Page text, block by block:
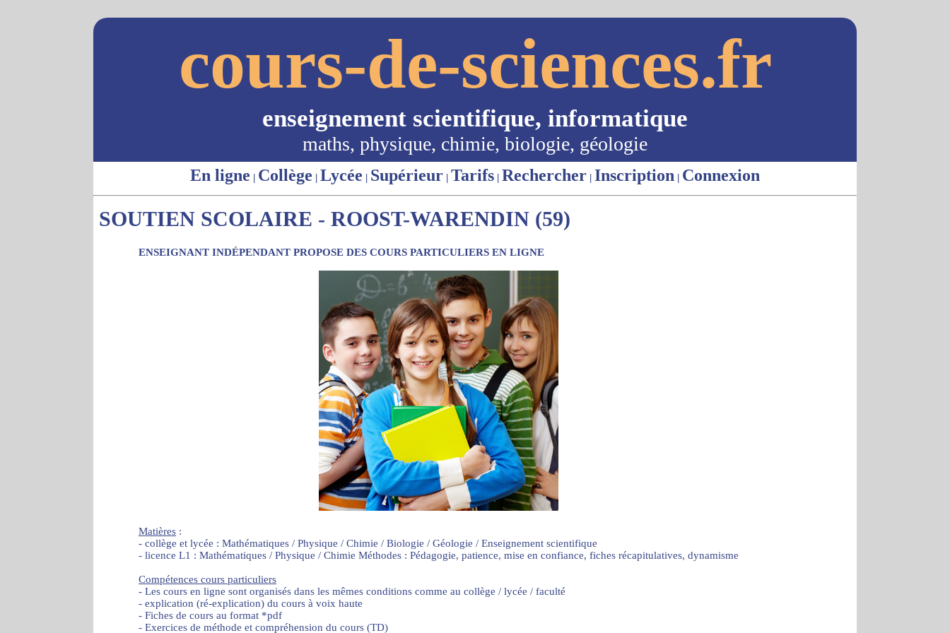
cours-de-sciences.fr
enseignement scientifique, informatique
maths, physique, chimie, biologie, géologie
En ligne | Collège | Lycée | Supérieur | Tarifs | Rechercher | Inscription | Connexion
SOUTIEN SCOLAIRE - ROOST-WARENDIN (59)
ENSEIGNANT INDÉPENDANT PROPOSE DES COURS PARTICULIERS EN LIGNE
Matières :
- collège et lycée : Mathématiques / Physique / Chimie / Biologie / Géologie / Enseignement scientifique
- licence L1 : Mathématiques / Physique / Chimie Méthodes : Pédagogie, patience, mise en confiance, fiches récapitulatives, dynamisme
Compétences cours particuliers
- Les cours en ligne sont organisés dans les mêmes conditions comme au collège / lycée / faculté
- explication (ré-explication) du cours à voix haute
- Fiches de cours au format *pdf
- Exercices de méthode et compréhension du cours (TD)